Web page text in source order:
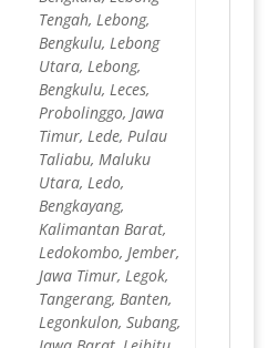
Tengah, Lebong,
Bengkulu, Lebong
Utara, Lebong,
Bengkulu, Leces,
Probolinggo, Jawa
Timur, Lede, Pulau
Taliabu, Maluku
Utara, Ledo,
Bengkayang,
Kalimantan Barat,
Ledokombo, Jember,
Jawa Timur, Legok,
Tangerang, Banten,
Legonkulon, Subang,